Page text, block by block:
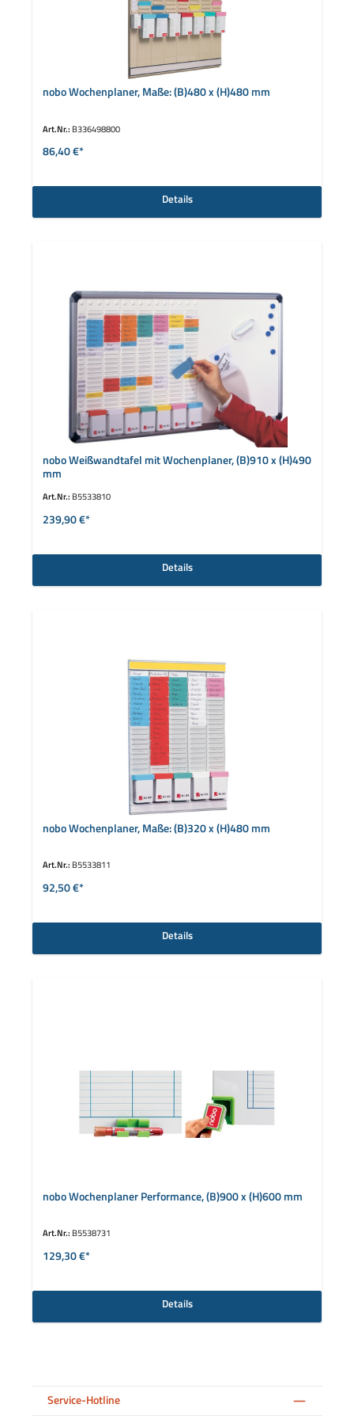
nobo Wochenplaner, Maße: (B)480 x (H)480 mm
Art.Nr.: B336498800
86,40 €*
Details
nobo Weißwandtafel mit Wochenplaner, (B)910 x (H)490
mm
Art.Nr.: B5533810
239,90 €*
Details
nobo Wochenplaner, Maße: (B)320 x (H)480 mm
Art.Nr.: B5533811
92,50 €*
Details
nobo Wochenplaner Performance, (B)900 x (H)600 mm
Art.Nr.: B5538731
129,30 €*
Details
Service-Hotline